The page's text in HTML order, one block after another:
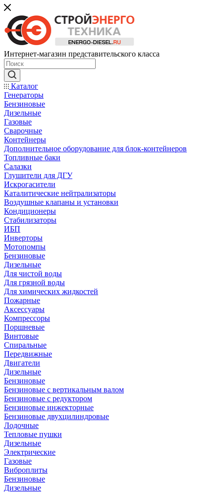
Интернет-магазин представительского класса
Каталог
Генераторы
Бензиновые
Дизельные
Газовые
Сварочные
Контейнеры
Дополнительное оборудование для блок-контейнеров
Топливные баки
Салазки
Глушители для ДГУ
Искрогасители
Каталитические нейтрализаторы
Воздушные клапаны и установки
Кондиционеры
Стабилизаторы
ИБП
Инверторы
Мотопомпы
Бензиновые
Дизельные
Для чистой воды
Для грязной воды
Для химических жидкостей
Пожарные
Аксессуары
Компрессоры
Поршневые
Винтовые
Спиральные
Передвижные
Двигатели
Дизельные
Бензиновые
Бензиновые с вертикальным валом
Бензиновые с редуктором
Бензиновые инжекторные
Бензиновые двухцилиндровые
Лодочные
Тепловые пушки
Дизельные
Электрические
Газовые
Виброплиты
Бензиновые
Дизельные